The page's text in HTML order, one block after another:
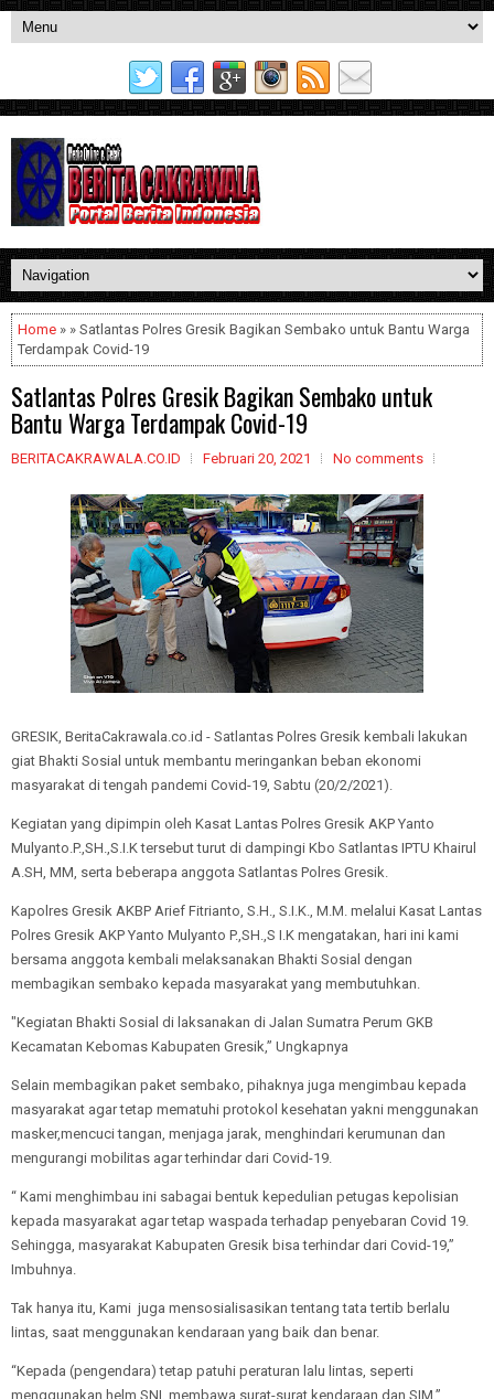
Home » » Satlantas Polres Gresik Bagikan Sembako untuk Bantu Warga
Terdampak Covid-19
Satlantas Polres Gresik Bagikan Sembako untuk
Bantu Warga Terdampak Covid-19
BERITACAKRAWALA.CO.ID Februari 20, 2021 No comments
GRESIK, BeritaCakrawala.co.id - Satlantas Polres Gresik kembali lakukan
giat Bhakti Sosial untuk membantu meringankan beban ekonomi
masyarakat di tengah pandemi Covid-19, Sabtu (20/2/2021).
Kegiatan yang dipimpin oleh Kasat Lantas Polres Gresik AKP Yanto
Mulyanto.P.,SH.,S.I.K tersebut turut di dampingi Kbo Satlantas IPTU Khairul
A.SH, MM, serta beberapa anggota Satlantas Polres Gresik.
Kapolres Gresik AKBP Arief Fitrianto, S.H., S.I.K., M.M. melalui Kasat Lantas
Polres Gresik AKP Yanto Mulyanto P.,SH.,S I.K mengatakan, hari ini kami
bersama anggota kembali melaksanakan Bhakti Sosial dengan
membagikan sembako kepada masyarakat yang membutuhkan.
"Kegiatan Bhakti Sosial di laksanakan di Jalan Sumatra Perum GKB
Kecamatan Kebomas Kabupaten Gresik,” Ungkapnya
Selain membagikan paket sembako, pihaknya juga mengimbau kepada
masyarakat agar tetap mematuhi protokol kesehatan yakni menggunakan
masker,mencuci tangan, menjaga jarak, menghindari kerumunan dan
mengurangi mobilitas agar terhindar dari Covid-19.
“ Kami menghimbau ini sabagai bentuk kepedulian petugas kepolisian
kepada masyarakat agar tetap waspada terhadap penyebaran Covid 19.
Sehingga, masyarakat Kabupaten Gresik bisa terhindar dari Covid-19,”
Imbuhnya.
Tak hanya itu, Kami juga mensosialisasikan tentang tata tertib berlalu
lintas, saat menggunakan kendaraan yang baik dan benar.
“Kepada (pengendara) tetap patuhi peraturan lalu lintas, seperti
menggunakan helm SNI, membawa surat-surat kendaraan dan SIM,”